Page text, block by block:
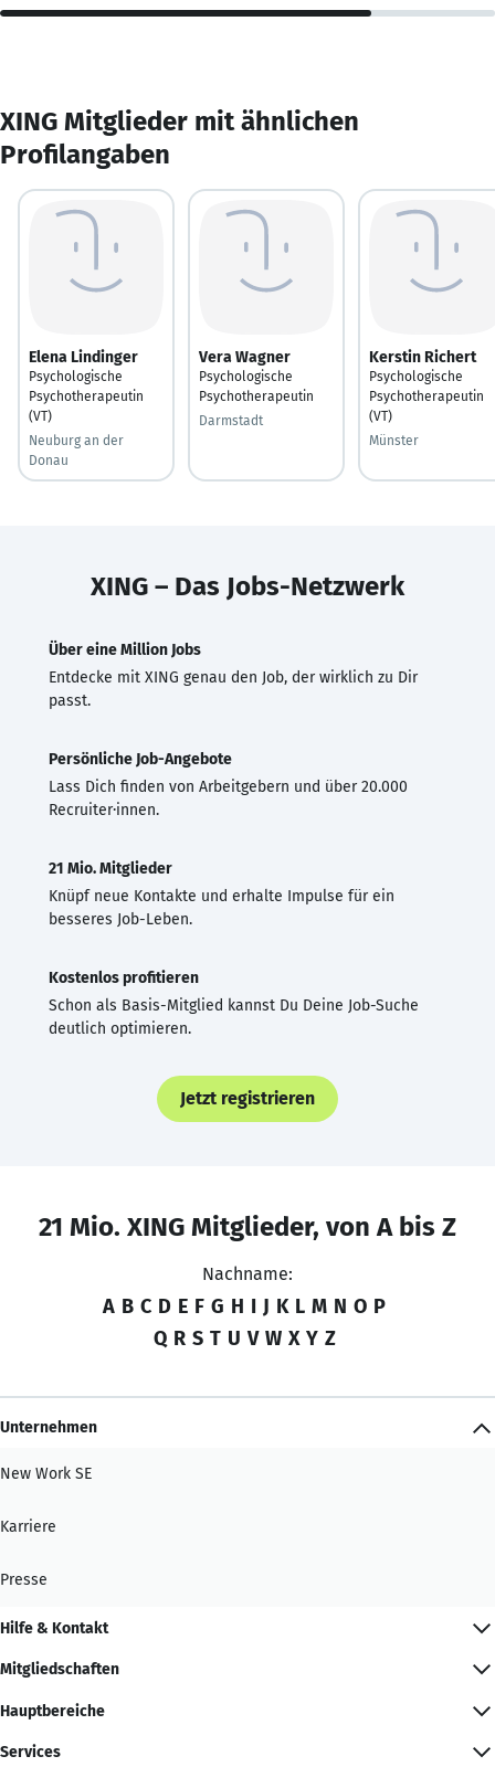
XING Mitglieder mit ähnlichen
Profilangaben
Elena Lindinger
Psychologische
Psychotherapeutin
(VT)
Neuburg an der
Donau
Vera Wagner
Psychologische
Psychotherapeutin
Darmstadt
Kerstin Richert
Psychologische
Psychotherapeutin
(VT)
Münster
XING – Das Jobs-Netzwerk
Über eine Million Jobs
Entdecke mit XING genau den Job, der wirklich zu Dir
passt.
Persönliche Job-Angebote
Lass Dich finden von Arbeitgebern und über 20.000
Recruiter·innen.
21 Mio. Mitglieder
Knüpf neue Kontakte und erhalte Impulse für ein
besseres Job-Leben.
Kostenlos profitieren
Schon als Basis-Mitglied kannst Du Deine Job-Suche
deutlich optimieren.
Jetzt registrieren
21 Mio. XING Mitglieder, von A bis Z
Nachname:
A B C D E F G H I J K L M N O P
Q R S T U V W X Y Z
Unternehmen
New Work SE
Karriere
Presse
Hilfe & Kontakt
Mitgliedschaften
Hauptbereiche
Services